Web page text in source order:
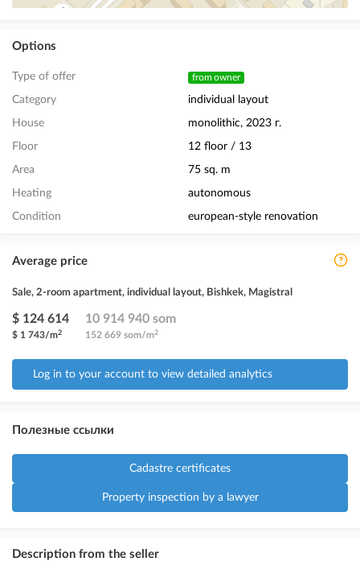
Options
Type of offer from owner
Category individual layout
House monolithic, 2023 г.
Floor 12 floor / 13
Area 75 sq. m
Heating autonomous
Condition european-style renovation
Average price
Sale, 2-room apartment, individual layout, Bishkek, Magistral
$ 124 614
$ 1 743/m2
10 914 940 som
152 669 som/m2
Log in to your account to view detailed analytics
Полезные ссылки
Cadastre certificates
Property inspection by a lawyer
Description from the seller